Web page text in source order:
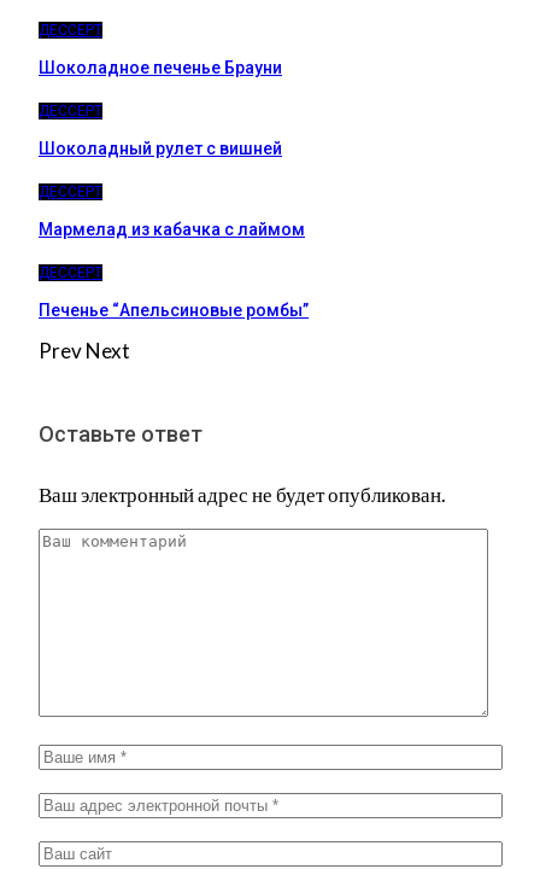
ДЕССЕРТ
Шоколадное печенье Брауни
ДЕССЕРТ
Шоколадный рулет с вишней
ДЕССЕРТ
Мармелад из кабачка с лаймом
ДЕССЕРТ
Печенье “Апельсиновые ромбы”
PrevNext
Оставьте ответ
Ваш электронный адрес не будет опубликован.